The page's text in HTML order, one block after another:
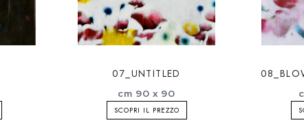
07_UNTITLED
cm 90 x 90
SCOPRI IL PREZZO